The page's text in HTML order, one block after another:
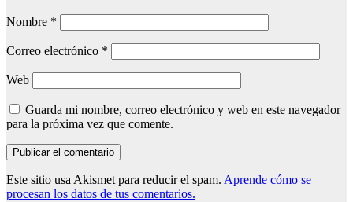
Nombre *
Correo electrónico *
Web
Guarda mi nombre, correo electrónico y web en este navegador
para la próxima vez que comente.
Este sitio usa Akismet para reducir el spam. Aprende cómo se
procesan los datos de tus comentarios.